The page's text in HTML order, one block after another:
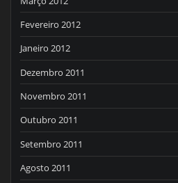
Fevereiro 2012
Janeiro 2012
Dezembro 2011
Novembro 2011
Outubro 2011
Setembro 2011
Agosto 2011